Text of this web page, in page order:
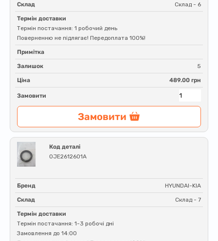
Склад Склад - 6
Термін доставки
Термін постачання: 1 робочий день
Поверненню не підлягає! Передоплата 100%!
Примітка
Залишок 5
Ціна 489.00 грн
Замовити
Замовити
Код деталі
0JE2612601A
Бренд HYUNDAI-KIA
Склад Склад - 7
Термін доставки
Термін постачання: 1-3 робочі дні
Замовлення до 14:00